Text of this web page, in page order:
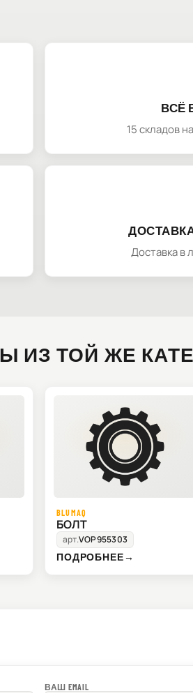
ВСЁ
15 складов
Доставка в
ИЗ ТОЙ ЖЕ
BLUMAQ
БОЛТ
арт.VOP955303
ПОДРОБНЕЕ→
ВАШ EMAIL